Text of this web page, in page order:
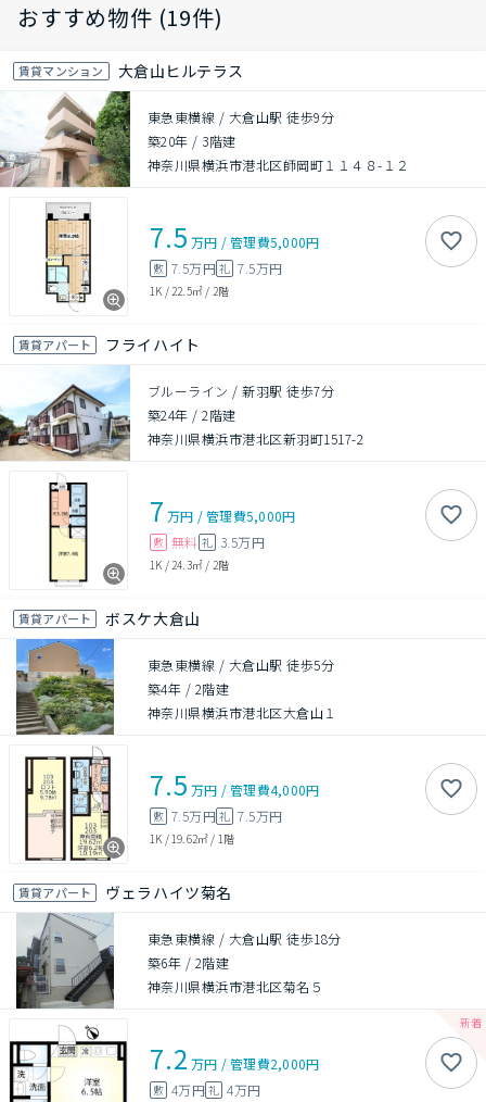
おすすめ物件 (19件)
賃貸マンション 大倉山ヒルテラス
東急東横線 / 大倉山駅 徒歩9分
築20年 / 3階建
神奈川県横浜市港北区師岡町１１４８-１２
7.5 万円 /管理費5,000円
敷 7.5万円礼 7.5万円
1K / 22.5㎡ / 2階
賃貸アパート フライハイト
ブルーライン / 新羽駅 徒歩7分
築24年 /2階建
神奈川県横浜市港北区新羽町1517-2
7 万円 /管理費5,000円
敷 無料 礼 3.5万円
1K / 24.3㎡ / 2階
賃貸アパート ボスケ大倉山
東急東横線 / 大倉山駅 徒歩5分
築4年 / 2階建
神奈川県横浜市港北区大倉山１
7.5 万円 /管理費4,000円
敷 7.5万円礼 7.5万円
1K / 19.62㎡ / 1階
賃貸アパート ヴェラハイツ菊名
東急東横線 / 大倉山駅 徒歩18分
築6年 / 2階建
神奈川県横浜市港北区菊名５
7.2 万円 /管理費2,000円
敷 4万円礼 4万円